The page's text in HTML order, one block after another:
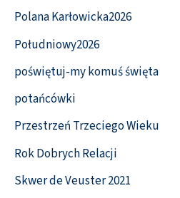
Polana Karłowicka2026
Południowy2026
poświętuj-my komuś święta
potańcówki
Przestrzeń Trzeciego Wieku
Rok Dobrych Relacji
Skwer de Veuster 2021